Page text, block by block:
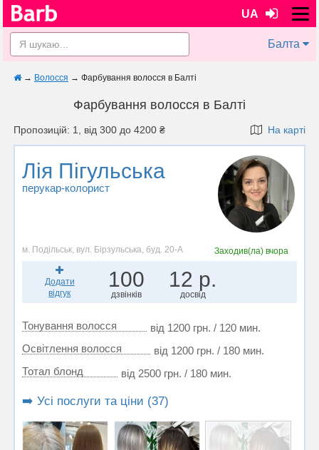
UA
Балта
→ Волосся → Фарбування волосся в Балті
Фарбування волосся в Балті
Пропозицій: 1, від 300 до 4200 ₴ На карті
Лія Пігульська
перукар-колорист
м. Подільськ, вул. Бірзульська, буд. 20-А Заходив(ла) вчора
Додати
відгук
100
дзвінків
12 р.
досвід
Тонування волосся
від 1200 грн. / 120 мин.
Освітлення волосся
від 1200 грн. / 180 мин.
Тотал блонд
від 2500 грн. / 180 мин.
➡️ Усі послуги та ціни (37)